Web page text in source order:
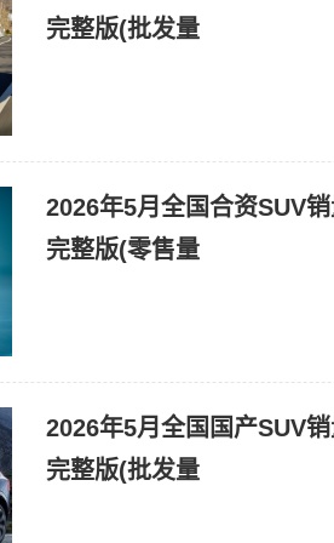
完整版(批发量
2026年5月全国合资SUV
完整版(零售量
2026年5月全国国产SUV
完整版(批发量